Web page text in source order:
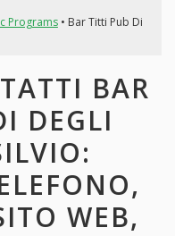
Programs• Bar Titti Pub Di
BAR
DEGLI
WEB,